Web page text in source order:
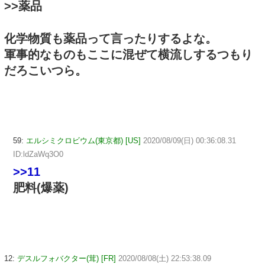
>>薬品
化学物質も薬品って言ったりするよな。
軍事的なものもここに混ぜて横流しするつもり
だろこいつら。
59: エルシミクロビウム(東京都) [US] 2020/08/09(日) 00:36:08.31
ID:ldZaWq3O0
>>11
肥料(爆薬)
12: デスルフォバクター(茸) [FR] 2020/08/08(土) 22:53:38.09